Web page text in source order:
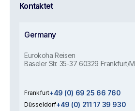
Kontaktet
Germany
Eurokoha Reisen
Baseler Str. 35-37 60329 Frankfurt/M
Frankfurt+49 (0) 69 25 66 760
Düsseldorf+49 (0) 211 17 39 930